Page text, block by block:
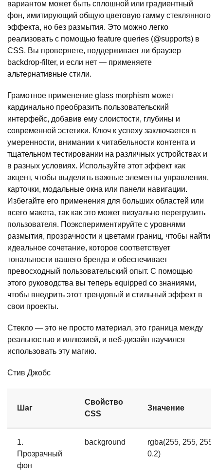
вариантом может быть сплошной или градиентный
фон, имитирующий общую цветовую гамму стеклянного
эффекта, но без размытия. Это можно легко
реализовать с помощью feature queries (@supports) в
CSS. Вы проверяете, поддерживает ли браузер
backdrop-filter, и если нет — применяете
альтернативные стили.
Грамотное применение glass morphism может
кардинально преобразить пользовательский
интерфейс, добавив ему слоистости, глубины и
современной эстетики. Ключ к успеху заключается в
умеренности, внимании к читабельности контента и
тщательном тестировании на различных устройствах и
в разных условиях. Используйте этот эффект как
акцент, чтобы выделить важные элементы управления,
карточки, модальные окна или панели навигации.
Избегайте его применения для больших областей или
всего макета, так как это может визуально перегрузить
пользователя. Поэкспериментируйте с уровнями
размытия, прозрачности и цветами границ, чтобы найти
идеальное сочетание, которое соответствует
тональности вашего бренда и обеспечивает
превосходный пользовательский опыт. С помощью
этого руководства вы теперь equipped со знаниями,
чтобы внедрить этот трендовый и стильный эффект в
свои проекты.
Стекло — это не просто материал, это граница между
реальностью и иллюзией, и веб-дизайн научился
использовать эту магию.
Стив Джобс
Шаг
Свойство
CSS
Значение
1.
Прозрачный
фон
background
rgba(255, 255, 255,
0.2)